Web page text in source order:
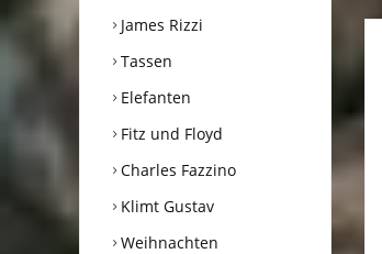
James Rizzi
Tassen
Elefanten
Fitz und Floyd
Charles Fazzino
Klimt Gustav
Weihnachten